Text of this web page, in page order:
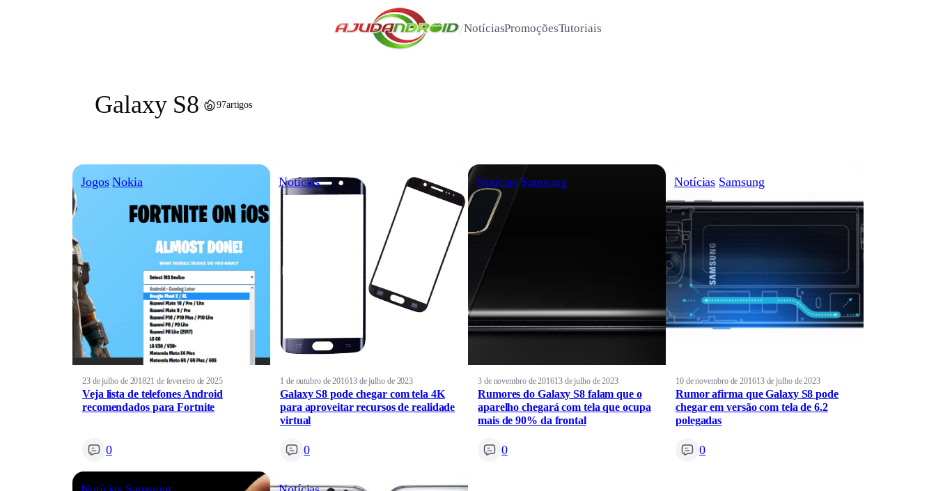
/NotíciasPromoçõesTutoriais
Galaxy S8/ 97artigos
Jogos Nokia
23 de julho de 201821 de fevereiro de 2025
Veja lista de telefones Android
recomendados para Fortnite
0
Notícias
1 de outubro de 201613 de julho de 2023
Galaxy S8 pode chegar com tela 4K
para aproveitar recursos de realidade
virtual
0
Notícias Samsung
3 de novembro de 201613 de julho de 2023
Rumores do Galaxy S8 falam que o
aparelho chegará com tela que ocupa
mais de 90% da frontal
0
Notícias Samsung
10 de novembro de 201613 de julho de 2023
Rumor afirma que Galaxy S8 pode
chegar em versão com tela de 6.2
polegadas
0